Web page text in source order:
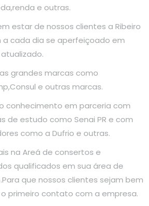
e outras.
estar de nossos clientes a Ribeiro
cada dia se aperfeiçoado em
grandes marcas como
e outras marcas.
conhecimento em parceria com
de estudo como Senai PR e com
como a Dufrio e outras.
na Areá de consertos e
qualificados em sua área de
que nossos clientes sejam bem
primeiro contato com a empresa.